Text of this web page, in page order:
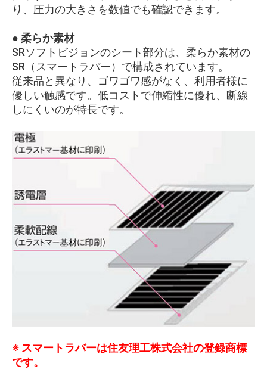
り、圧力の大きさを数値でも確認できます。
● 柔らか素材
SRソフトビジョンのシート部分は、柔らか素材の
SR（スマートラバー）で構成されています。
従来品と異なり、ゴワゴワ感がなく、利用者様に
優しい触感です。低コストで伸縮性に優れ、断線
しにくいのが特長です。
※ スマートラバーは住友理工株式会社の登録商標
です。